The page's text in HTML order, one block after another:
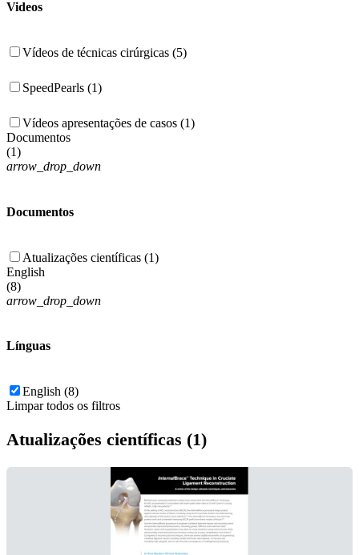
Videos
Vídeos de técnicas cirúrgicas (5)
SpeedPearls (1)
Vídeos apresentações de casos (1)
Documentos
(1)
arrow_drop_down
Documentos
Atualizações científicas (1)
English
(8)
arrow_drop_down
Línguas
English (8)
Limpar todos os filtros
Atualizações científicas (1)